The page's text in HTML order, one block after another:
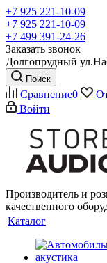
+7 925 221-10-09
+7 925 221-10-09
+7 499 391-24-26
Заказать звонок
Долгопрудный
Поиск
Сравнение0
Войти
Производитель и
качественного
Каталог